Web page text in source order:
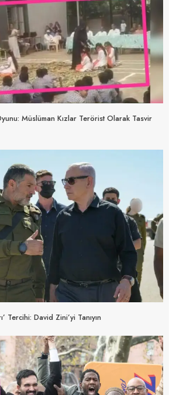
Müslüman Kızlar Terörist Olarak Tasvir
Tercihi: David Zini’yi Tanıyın